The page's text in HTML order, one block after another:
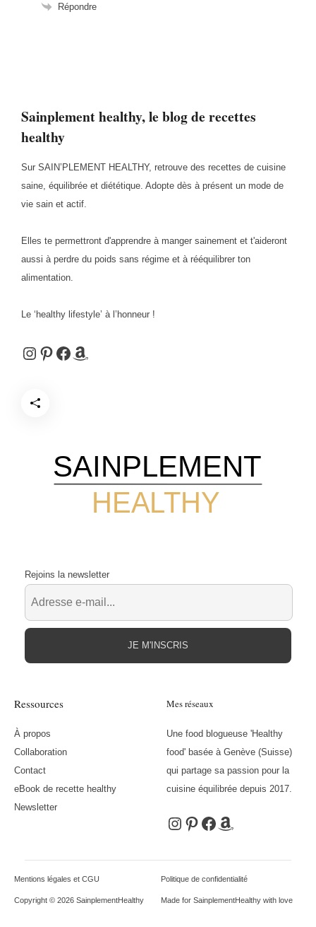
Sainplement healthy, le blog de recettes
healthy
Sur SAIN’PLEMENT HEALTHY, retrouve des recettes de cuisine
saine, équilibrée et diététique. Adopte dès à présent un mode de
vie sain et actif.
Elles te permettront d'apprendre à manger sainement et t'aideront
aussi à perdre du poids sans régime et à rééquilibrer ton
alimentation.
Le ‘healthy lifestyle’ à l’honneur !
Instagram
Pinterest
Facebook
Amazon
Répondre
HEALTHY
SAINPLEMENT
Ressources
À propos
Collaboration
Contact
eBook de recette healthy
Newsletter
Mes réseaux
Une food blogueuse 'Healthy
food' basée à Genève (Suisse)
qui partage sa passion pour la
cuisine équilibrée depuis 2017.
Instagram
Pinterest
Facebook
Amazon
Rejoins la newsletter
JE M'INSCRIS
Mentions légales et CGU Politique de confidentialité
Copyright © 2026 SainplementHealthy Made for SainplementHealthy with love